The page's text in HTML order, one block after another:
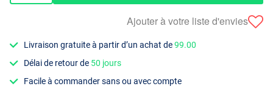
Ajouter à votre liste d'envies
Livraison gratuite à partir d’un achat de99.00
Délai de retour de 50 jours
Facile à commander sans ou avec compte